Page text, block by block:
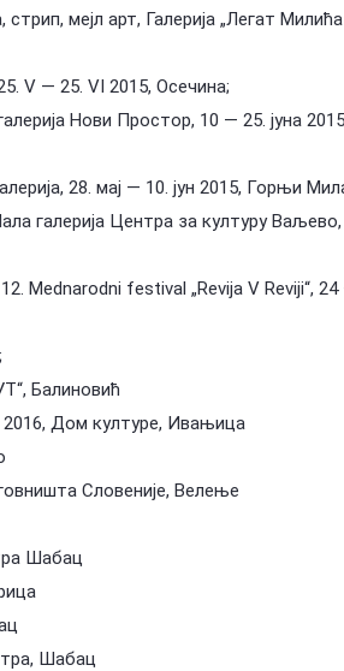
мејл арт, Галерија „Легат
V — 25. VI 2015, Осечина;
Нови Простор, 10 — 25. јуна
28. мај — 10. јун 2015, Горњи
галерија Центра за културу Ваљево,
Mednarodni festival „Revija V Reviji“,
Балиновић
2016, Дом културе, Ивањица
Словеније, Велење
Шабац
Шабац